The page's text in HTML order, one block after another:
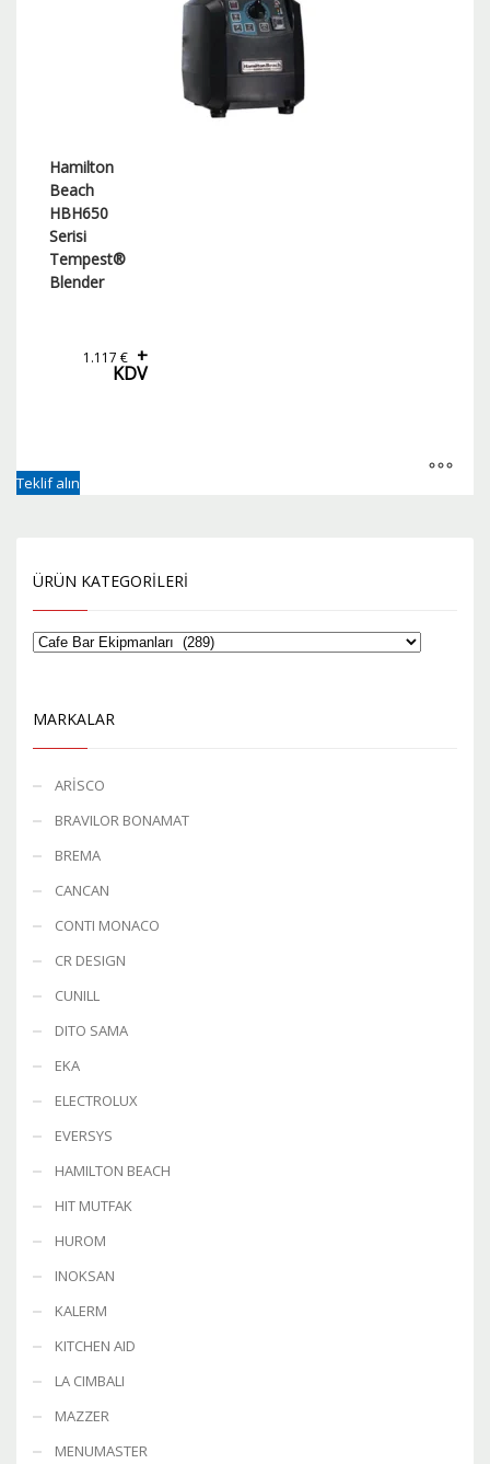
Hamilton
Beach
HBH650
Serisi
Tempest®
Blender
1.117 € +
KDV
Teklif alın
ÜRÜN KATEGORILERI
MARKALAR
ARİSCO
BRAVILOR BONAMAT
BREMA
CANCAN
CONTI MONACO
CR DESIGN
CUNILL
DITO SAMA
EKA
ELECTROLUX
EVERSYS
HAMILTON BEACH
HIT MUTFAK
HUROM
INOKSAN
KALERM
KITCHEN AID
LA CIMBALI
MAZZER
MENUMASTER